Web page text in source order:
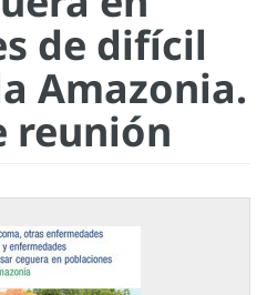
de difícil
Amazonia.
reunión